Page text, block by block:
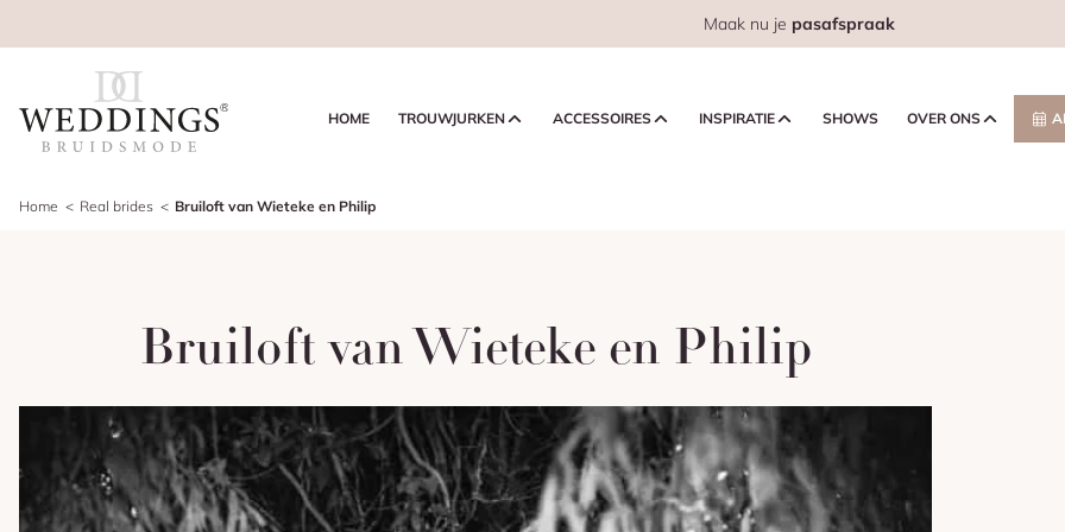
Maak nu je pasafspraak
HOME TROUWJURKEN ACCESSOIRES INSPIRATIE SHOWS OVER ONS
Home Real brides Bruiloft van Wieteke en Philip
Bruiloft van Wieteke en Philip